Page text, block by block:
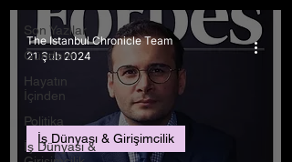
Son Yazılar
Gündem
Hayatın
İçinden
Politika
İş Dünyası &
İş Dünyası & Girişimcilik
The Istanbul Chronicle Team
21 Şub 2024